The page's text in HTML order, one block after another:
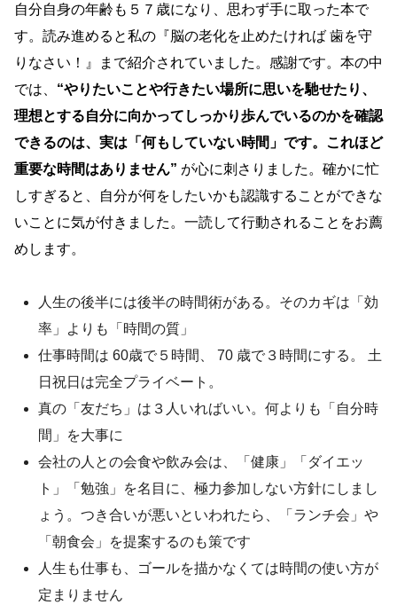
自分自身の年齢も５７歳になり、思わず手に取った本で
す。読み進めると私の『脳の老化を止めたければ 歯を守
りなさい！』まで紹介されていました。感謝です。本の中
では、 “やりたいことや行きたい場所に思いを馳せたり、
理想とする自分に向かってしっかり歩んでいるのかを確認
できるのは、実は「何もしていない時間」です。これほど
重要な時間はありません” が心に刺さりました。確かに忙
しすぎると、自分が何をしたいかも認識することができな
いことに気が付きました。一読して行動されることをお薦
めします。
人生の後半には後半の時間術がある。そのカギは「効
率」よりも「時間の質」
仕事時間は 60歳で５時間、 70 歳で３時間にする。 土
日祝日は完全プライベート。
真の「友だち」は３人いればいい。何よりも「自分時
間」を大事に
会社の人との会食や飲み会は、「健康」「ダイエッ
ト」「勉強」を名目に、極力参加しない方針にしまし
ょう。つき合いが悪いといわれたら、「ランチ会」や
「朝食会」を提案するのも策です
人生も仕事も、ゴールを描かなくては時間の使い方が
定まりません